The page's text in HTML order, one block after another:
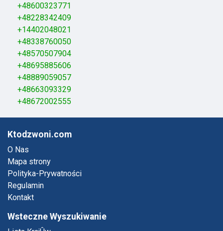
+48600323771
+48228342409
+14402048021
+48338760050
+48570507904
+48695885606
+48889059057
+48663093329
+48672002555
Ktodzwoni.com
O Nas
Mapa strony
Polityka-Prywatności
Regulamin
Kontakt
Wsteczne Wyszukiwanie